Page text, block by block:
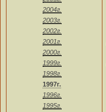
2004г.
2003г.
2002г.
2001г.
2000г.
1999г.
1998г.
1997г.
1996г.
1995г.